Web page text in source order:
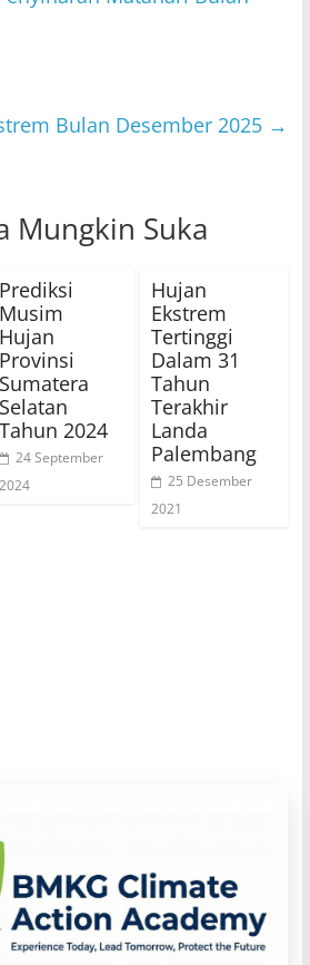
Bulan Desember 2025 →
Mungkin Suka
Prediksi
Musim
Hujan
Provinsi
Sumatera
Selatan
Tahun 2024
24 September
2024
Hujan
Ekstrem
Tertinggi
Dalam 31
Tahun
Terakhir
Landa
Palembang
25 Desember
2021